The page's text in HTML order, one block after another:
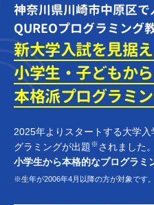
神奈川県川崎市中原区で
QUREOプログラミング
新大学入試を見据
小学生・子どもか
本格派プログラミ
2025年よりスタートする大学
グラミングが出題※されました。
小学生から本格的なプログラミ
※生年が2006年4月以降の方が対象です。